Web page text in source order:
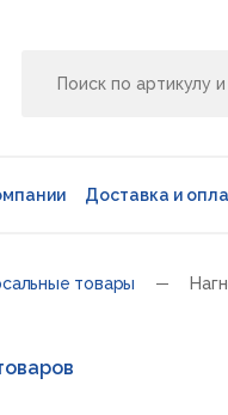
Доставка и
товары